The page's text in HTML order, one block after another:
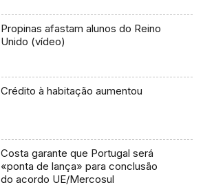
Propinas afastam alunos do Reino
Unido (vídeo)
Crédito à habitação aumentou
Costa garante que Portugal será
«ponta de lança» para conclusão
do acordo UE/Mercosul